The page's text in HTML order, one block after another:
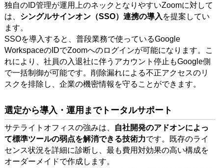
独自のID管理が運用上のネックとなりやすいZoomに対して
は、 シングルサインオン（SSO）連携の導入 を提案してい
ます。
SSOを導入すると、普段業務で使っているGoogle
WorkspaceのIDでZoomへのログインが可能になります。こ
れにより、社員の入退社に伴うアカウント停止もGoogle側
で一括制御が可能です。削除漏れによる不正アクセスのリ
スクを排除し、企業の機密情報を守ることができます。
選定から導入・運用までトータルサポート
サテライトオフィスの強みは、
自社開発のアドオンによっ
て標準ツールの弱点を解消できる技術力です。既存のライ
センス状況を詳細に診断し、最も費用対効果の高い構成を
オーダーメイドで作成します。